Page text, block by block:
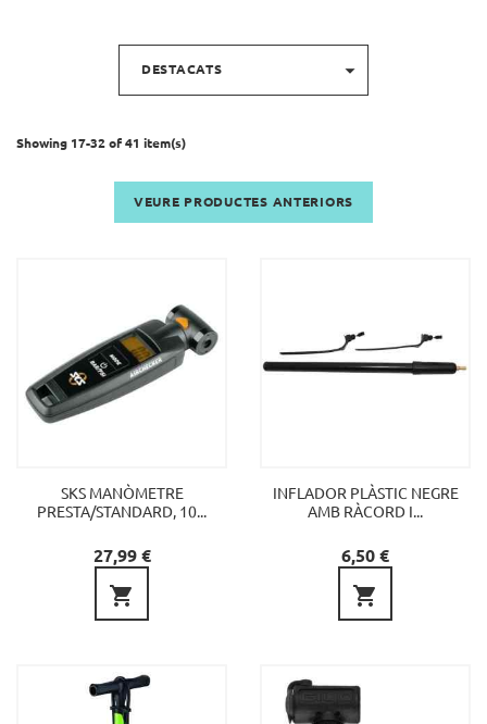
DESTACATS 
Showing 17-32 of 41 item(s)
VEURE PRODUCTES ANTERIORS
SKS MANÒMETRE
PRESTA/STANDARD, 10...
Preu
27,99 €

INFLADOR PLÀSTIC NEGRE
AMB RÀCORD I...
Preu
6,50 €
